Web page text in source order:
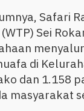
Safari
Sei
di
dan 1.158
masyarakat